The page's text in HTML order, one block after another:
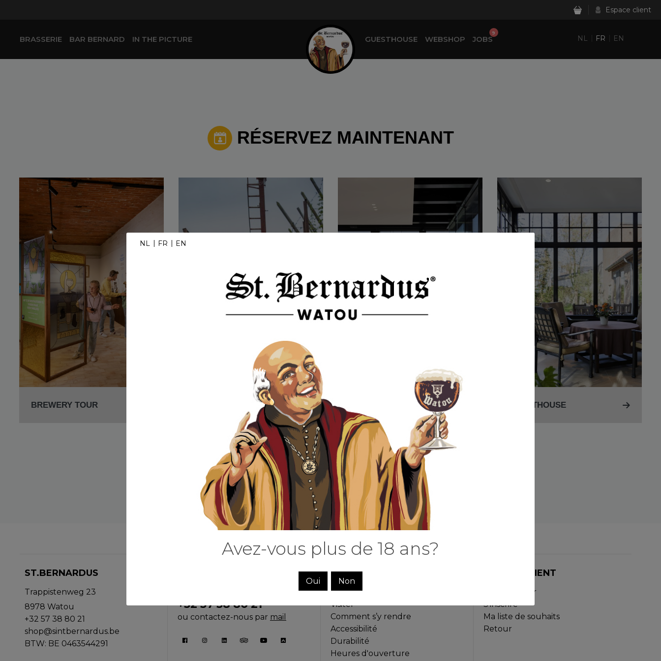
Espace client
BRASSERIE BAR BERNARD IN THE PICTURE GUESTHOUSE WEBSHOP JOBS
9
NL FR EN
ST.BERNARDUS
Trappistenweg 23
8978 Watou
+32 57 38 80 21
shop@sintbernardus.be
BTW: BE 0463544291
+32 57 38 80 21
ou contactez-nous par mail
À PROPOS DE NOUS
Update
Visiter
Comment s’y rendre
Accessibilité
Durabilité
Heures d'ouverture
ESPACE CLIENT
Se connecter
S'inscrire
Ma liste de souhaits
Retour
NL FR EN
Avez-vous plus de 18 ans?
Oui Non